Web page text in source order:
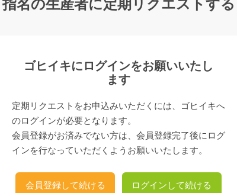
指名の生産者に定期リクエストする
ゴヒイキにログインをお願いいたし
ます
定期リクエストをお申込みいただくには、ゴヒイキへ
のログインが必要となります。
会員登録がお済みでない方は、会員登録完了後にログ
インを行なっていただくようお願いいたします。
会員登録して続ける ログインして続ける